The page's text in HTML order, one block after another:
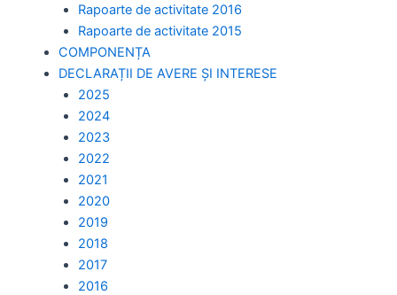
Rapoarte de activitate 2016
Rapoarte de activitate 2015
COMPONENȚA
DECLARAȚII DE AVERE ȘI INTERESE
2025
2024
2023
2022
2021
2020
2019
2018
2017
2016